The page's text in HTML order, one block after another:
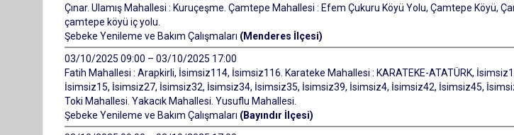
Çınar. Ulamış Mahallesi : Kuruçeşme. Çamtepe Mahallesi : Efem Çukuru Köyü Yolu, Çamtepe Köyü,
çamtepe köyü iç yolu.
Şebeke Yenileme ve Bakım Çalışmaları (Menderes İlçesi)
03/10/2025 09:00 – 03/10/2025 17:00
Fatih Mahallesi : Arapkirli, İsimsiz114, İsimsiz116. Karateke Mahallesi : KARATEKE-ATATÜRK,
İsimsiz15, İsimsiz27, İsimsiz32, İsimsiz34, İsimsiz35, İsimsiz39, İsimsiz4, İsimsiz42, İsimsiz45,
Toki Mahallesi. Yakacık Mahallesi. Yusuflu Mahallesi.
Şebeke Yenileme ve Bakım Çalışmaları (Bayındır İlçesi)